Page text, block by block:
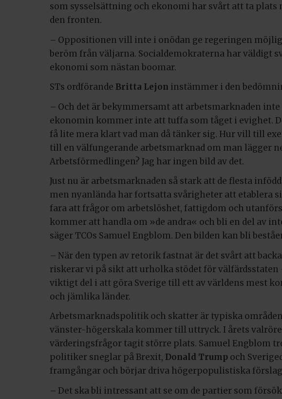
som sysselsättning och ekonomi har svårt att ta plats
den fronten.
– Oppositionen vill inte i onödan ge regeringen
beröm från väljarna. Socialdemokraterna har väldigt
ekonomi som nästan boomar.
STs ordförande Britta Lejon instämmer i den
– Och det är bekymmersamt att arbetsmarknaden
ekonomin kommer inte att tuffa som tåget i evighet.
få lite mera klart vad man då tänker sig. Hur vill till
till en välfungerande arbetsmarknad om man lägger
Arbetsförmedlingen? Jag har ingen bild av det.
Just nu är arbetsmarknaden så stark att de flesta
men nyanlända har fortsatta svårigheter att etablera
fara att frågor om arbetslöshet, fattigdom och
kommer att handla om »de andra« och bli en del av
säger TCOs Samuel Engblom. Den bilden kan bli
– När den typen av retorik fastnat är det svårt att backa
riskerar vi på sikt att urholka stödet för välfärdsstaten
viktigt del i att göra Sverige till ett av världens mest
och jämlika länder.
Arbetsmarknadspolitik och skatter är typiska
vänster-högerskala kommer till uttryck. I årets
värderingsfrågor tagit större plats. Samuel Engblom
politiker sneglar på Brexit, Donald Trump och
framgångar och börjar driva högerpopulistiska
– Det ska bli intressant att se om de partier som